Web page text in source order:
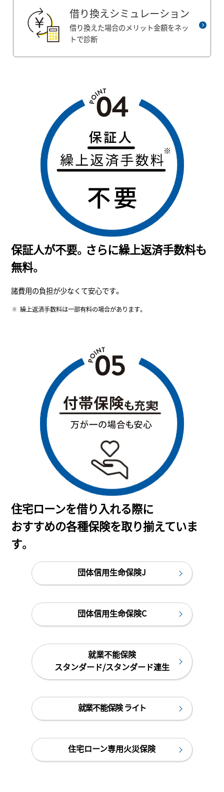
借り換えシミュレーション
借り換えた場合のメリット金額をネッ
トで診断
保証人が不要。さらに繰上返済手数料も
無料。
諸費用の負担が少なくて安心です。
繰上返済手数料は一部有料の場合があります。
住宅ローンを借り入れる際に
おすすめの各種保険を取り揃えていま
す。
団体信用生命保険J
団体信用生命保険C
就業不能保険
スタンダード/スタンダード連生
就業不能保険 ライト
住宅ローン専用火災保険